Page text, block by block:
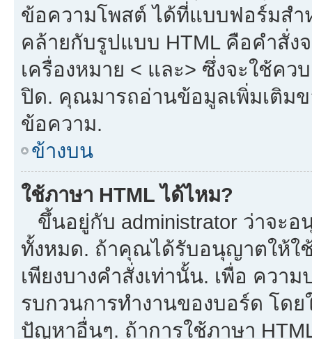
ข้อความโพสต์ ได้ที่แบบฟอร์มสำ
คล้ายกับรูปแบบ HTML คือคำสั่ง
เครื่องหมาย < และ> ซึ่งจะใช้ค
ปิด. คุณมารถอ่านข้อมูลเพิ่มเติม
ข้อความ.
ข้างบน
ใช้ภาษา HTML ได้ไหม?
ขึ้นอยู่กับ administrator ว่าจะ
ทั้งหมด. ถ้าคุณได้รับอนุญาตให้ใ
เพียงบางคำสั่งเท่านั้น. เพื่อ ควา
รบกวนการทำงานของบอร์ด โด
ปัญหาอื่นๆ. ถ้าการใช้ภาษา